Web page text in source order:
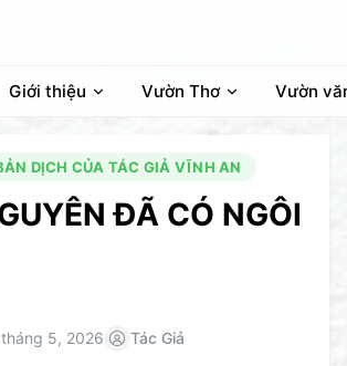
Giới thiệu Vườn Thơ Vườn
DỊCH CỦA TÁC GIẢ VĨNH AN
ĐÃ CÓ NGÔI
5, 2026 Tác Giả